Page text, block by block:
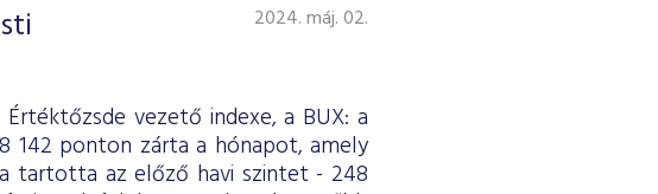
2024. máj. 02.
vezető indexe, a BUX: a
142 ponton zárta a hónapot, amely
tartotta az előző havi szintet - 248